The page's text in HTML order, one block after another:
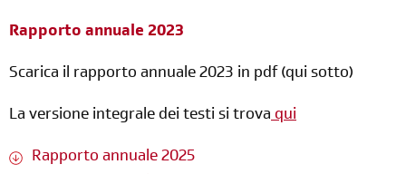
Rapporto annuale 2023
Scarica il rapporto annuale 2023 in pdf (qui sotto)
La versione integrale dei testi si trovaqui
Rapporto annuale 2025